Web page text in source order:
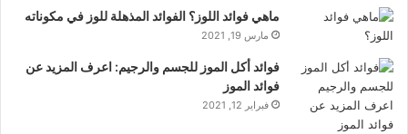
ماهي فوائد اللوز؟ الفوائد المذهلة للوز في مكوناته
مارس 19, 2021
فوائد أكل الموز للجسم والرجيم: اعرف المزيد عن
فوائد الموز
فبراير 12, 2021